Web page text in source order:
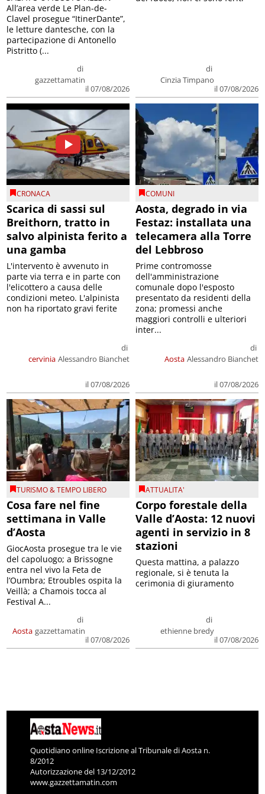
di
gazzettamatin
il 07/08/2026
All’area verde Le Plan-de-
Clavel prosegue “ItinerDante”,
le letture dantesche, con la
partecipazione di Antonello
Pistritto (...
di
Cinzia Timpano
il 07/08/2026
CRONACA
Scarica di sassi sul
Breithorn, tratto in
salvo alpinista ferito a
una gamba
cervinia
di
Alessandro Bianchet
il 07/08/2026
L'intervento è avvenuto in
parte via terra e in parte con
l'elicottero a causa delle
condizioni meteo. L'alpinista
non ha riportato gravi ferite
COMUNI
Aosta, degrado in via
Festaz: installata una
telecamera alla Torre
del Lebbroso
Aosta
di
Alessandro Bianchet
il 07/08/2026
Prime contromosse
dell'amministrazione
comunale dopo l'esposto
presentato da residenti della
zona; promessi anche
maggiori controlli e ulteriori
inter...
TURISMO & TEMPO LIBERO
Cosa fare nel fine
settimana in Valle
d’Aosta
Aosta
di
gazzettamatin
il 07/08/2026
GiocAosta prosegue tra le vie
del capoluogo; a Brissogne
entra nel vivo la Feta de
l’Oumbra; Etroubles ospita la
Veillà; a Chamois tocca al
Festival A...
ATTUALITA'
Corpo forestale della
Valle d’Aosta: 12 nuovi
agenti in servizio in 8
stazioni
di
ethienne bredy
il 07/08/2026
Questa mattina, a palazzo
regionale, si è tenuta la
cerimonia di giuramento
Quotidiano online Iscrizione al Tribunale di Aosta n.
8/2012
Autorizzazione del 13/12/2012
www.gazzettamatin.com